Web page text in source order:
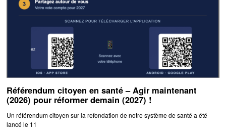
Référendum citoyen en santé – Agir maintenant
(2026) pour réformer demain (2027) !
Un référendum citoyen sur la refondation de notre système de santé a été
lancé le 11